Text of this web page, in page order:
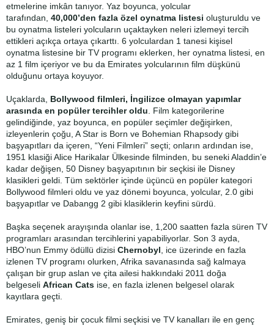
etmelerine imkân tanıyor. Yaz boyunca, yolcular
tarafından, 40,000’den fazla özel oynatma listesi oluşturuldu ve
bu oynatma listeleri yolcuların uçaktayken neleri izlemeyi tercih
ettikleri açıkça ortaya çıkarttı. 6 yolculardan 1 tanesi kişisel
oynatma listesine bir TV programı eklerken, her oynatma listesi, en
az 1 film içeriyor ve bu da Emirates yolcularının film düşkünü
olduğunu ortaya koyuyor.
Uçaklarda, Bollywood filmleri, İngilizce olmayan yapımlar
arasında en popüler tercihler oldu . Film kategorilerine
gelindiğinde, yaz boyunca, en popüler seçimler değişirken,
izleyenlerin çoğu, A Star is Born ve Bohemian Rhapsody gibi
başyapıtları da içeren, “Yeni Filmleri” seçti; onların ardından ise,
1951 klasiği Alice Harikalar Ülkesinde filminden, bu seneki Aladdin’e
kadar değişen, 50 Disney başyapıtının bir seçkisi ile Disney
klasikleri geldi. Tüm sektörler içinde üçüncü en popüler kategori
Bollywood filmleri oldu ve yaz dönemi boyunca, yolcular, 2.0 gibi
başyapıtlar ve Dabangg 2 gibi klasiklerin keyfini sürdü.
Başka seçenek arayışında olanlar ise, 1,200 saatten fazla süren TV
programları arasından tercihlerini yapabiliyorlar. Son 3 ayda,
HBO’nun Emmy ödüllü dizisi Chernobyl , ice üzerinde en fazla
izlenen TV programı olurken, Afrika savanasında sağ kalmaya
çalışan bir grup aslan ve çita ailesi hakkındaki 2011 doğa
belgeseli African Cats ise, en fazla izlenen belgesel olarak
kayıtlara geçti.
Emirates, geniş bir çocuk filmi seçkisi ve TV kanalları ile en genç